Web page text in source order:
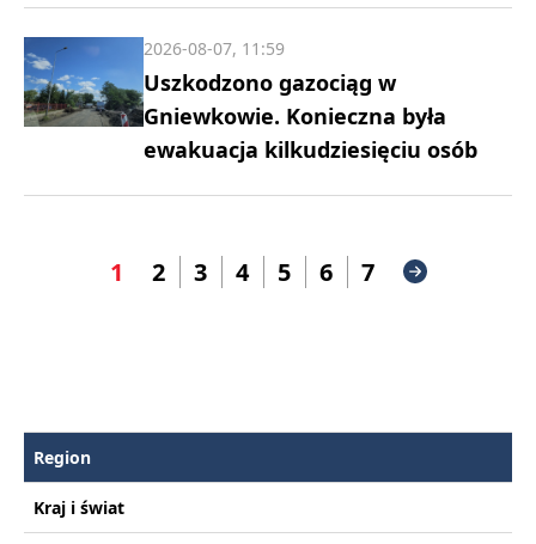
Uszkodzono gazociąg w
Gniewkowie. Konieczna była
ewakuacja kilkudziesięciu osób
2026-08-07, 11:59
1 2 3 4 5 6 7
Region
Kraj i świat